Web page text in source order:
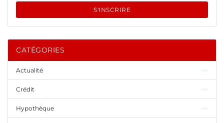
S'INSCRIRE
CATÉGORIES
Actualité
Crédit
Hypothèque